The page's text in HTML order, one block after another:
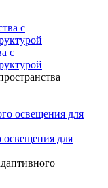
с
освещения для